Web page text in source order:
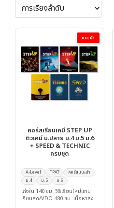
แนะนำ
คอร์สเรียนเคมี STEP UP
ติวเคมี ม.ปลาย ม.4 ม.5 ม.6
+ SPEED & TECHNIC
ครบชุด
A-Level TPAT
คอร์สแนะนำ
ม.4
ม.5 ม.6
เก่งใน 140 ชม. วิธีเรียนใหม่แทน
เรียนสด/VDO 480 ชม. เนื้อหาลง